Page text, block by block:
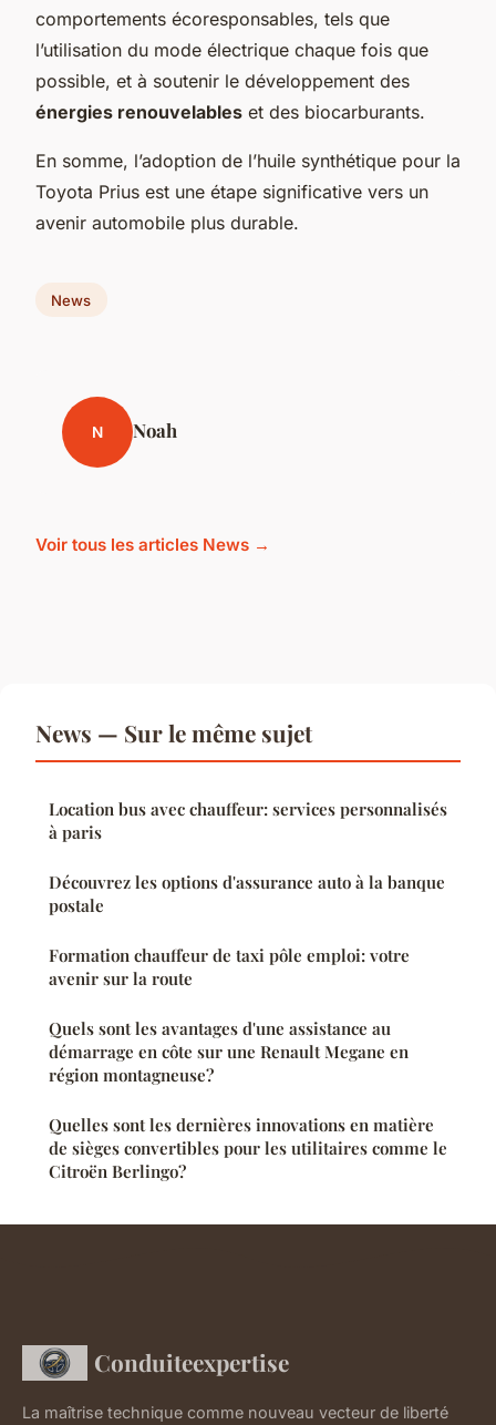
comportements écoresponsables, tels que
l’utilisation du mode électrique chaque fois que
possible, et à soutenir le développement des
énergies renouvelables et des biocarburants.
En somme, l’adoption de l’huile synthétique pour la
Toyota Prius est une étape significative vers un
avenir automobile plus durable.
News
N Noah
Voir tous les articles News →
News — Sur le même sujet
Location bus avec chauffeur: services personnalisés
à paris
Découvrez les options d'assurance auto à la banque
postale
Formation chauffeur de taxi pôle emploi: votre
avenir sur la route
Quels sont les avantages d'une assistance au
démarrage en côte sur une Renault Megane en
région montagneuse?
Quelles sont les dernières innovations en matière
de sièges convertibles pour les utilitaires comme le
Citroën Berlingo?
Conduiteexpertise
La maîtrise technique comme nouveau vecteur de liberté